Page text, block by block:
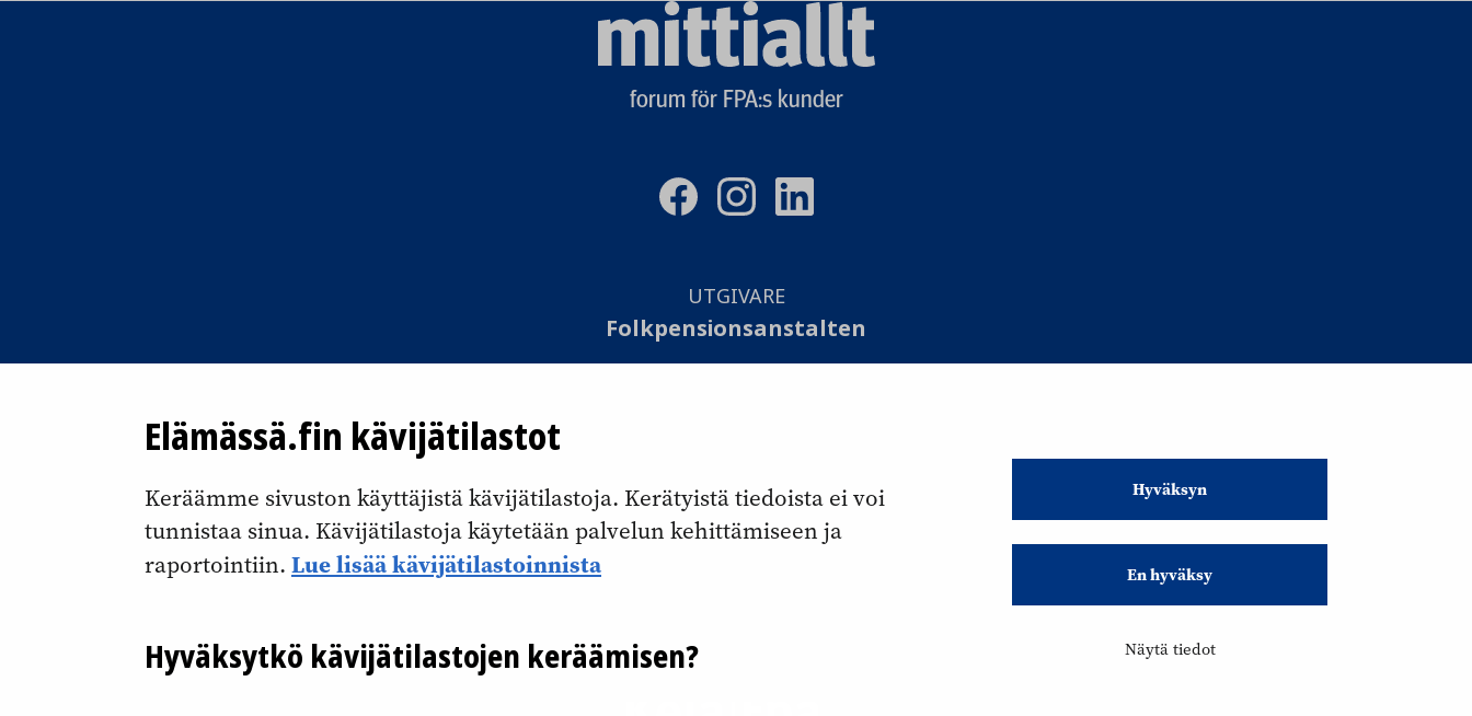
Elämässä.fin kävijätilastot
Keräämme sivuston käyttäjistä kävijätilastoja. Kerätyistä tiedoista ei voi
tunnistaa sinua. Kävijätilastoja käytetään palvelun kehittämiseen ja
raportointiin. Lue lisää kävijätilastoinnista
Hyväksytkö kävijätilastojen keräämisen?
Hyväksyn
En hyväksy
Näytä tiedot
Mittiallt
forum för FPA:s kunder
UTGIVARE
Folkpensionsanstalten
Tillgänglighetsutlåtande